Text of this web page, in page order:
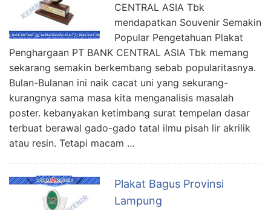
CENTRAL ASIA Tbk
mendapatkan Souvenir Semakin
Popular Pengetahuan Plakat
Penghargaan PT BANK CENTRAL ASIA Tbk memang
sekarang semakin berkembang sebab popularitasnya.
Bulan-Bulanan ini naik cacat uni yang sekurang-
kurangnya sama masa kita menganalisis masalah
poster. kebanyakan ketimbang surat tempelan dasar
terbuat berawal gado-gado tatal ilmu pisah lir akrilik
atau resin. Tetapi macam …
Plakat Bagus Provinsi
Lampung